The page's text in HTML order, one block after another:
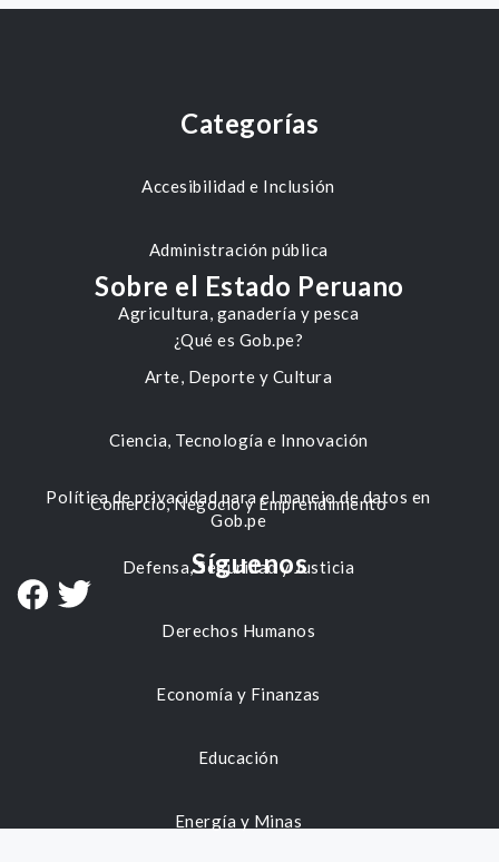
Categorías
Accesibilidad e Inclusión
Administración pública
Agricultura, ganadería y pesca
Arte, Deporte y Cultura
Ciencia, Tecnología e Innovación
Comercio, Negocio y Emprendimiento
Defensa, Seguridad y Justicia
Derechos Humanos
Economía y Finanzas
Educación
Energía y Minas
Sobre el Estado Peruano
¿Qué es Gob.pe?
Política de privacidad para el manejo de datos en
Gob.pe
Síguenos